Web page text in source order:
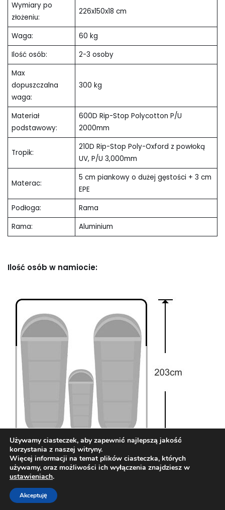
Wymiary po
złożeniu:
226x150x18 cm
Waga:
60 kg
Ilość osób:
2-3 osoby
Max
dopuszczalna
waga:
300 kg
Materiał
podstawowy:
600D Rip-Stop Polycotton P/U
2000mm
Tropik:
210D Rip-Stop Poly-Oxford z powłoką
UV, P/U 3,000mm
Materac:
5 cm piankowy o dużej gęstości + 3 cm
EPE
Podłoga:
Rama
Rama:
Aluminium
Ilość osób w namiocie:
Copy by OmnomStudio
Używamy ciasteczek, aby zapewnić najlepszą jakość
korzystania z naszej witryny.
Więcej informacji na temat plików ciasteczka, których
używamy, oraz możliwości ich wyłączenia znajdziesz w
ustawieniach.
Akceptuję